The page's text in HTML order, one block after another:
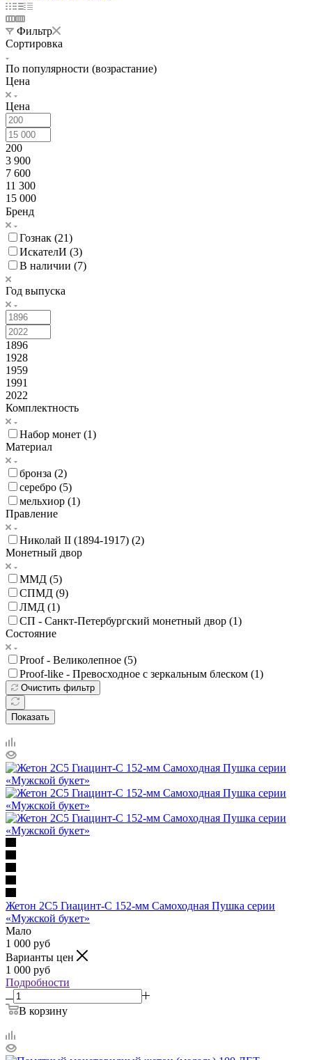
Фильтр
Сортировка
По популярности (возрастание)
Цена
Цена
200
3 900
7 600
11 300
15 000
Бренд
Гознак (21)
ИскателИ (3)
В наличии (7)
Год выпуска
1896
1928
1959
1991
2022
Комплектность
Набор монет (1)
Материал
бронза (2)
серебро (5)
мельхиор (1)
Правление
Николай II (1894-1917) (2)
Монетный двор
ММД (5)
СПМД (9)
ЛМД (1)
СП - Санкт-Петербургский монетный двор (1)
Состояние
Proof - Великолепное (5)
Proof-like - Превосходное с зеркальным блеском (1)
Очистить фильтр
Показать
Жетон 2С5 Гиацинт-С 152-мм Самоходная Пушка серии
«Мужской букет»
Мало
1 000 руб
Варианты цен
1 000 руб
Подробности
В корзину